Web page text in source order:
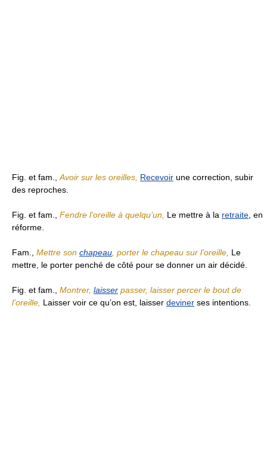
Fig. et fam., Avoir sur les oreilles, Recevoir une correction, subir
des reproches.
Fig. et fam., Fendre l’oreille à quelqu’un, Le mettre à la retraite , en
réforme.
Fam., Mettre son chapeau , porter le chapeau sur l’oreille, Le
mettre, le porter penché de côté pour se donner un air décidé.
Fig. et fam., Montrer, laisser passer, laisser percer le bout de
l’oreille, Laisser voir ce qu’on est, laisser deviner ses intentions.